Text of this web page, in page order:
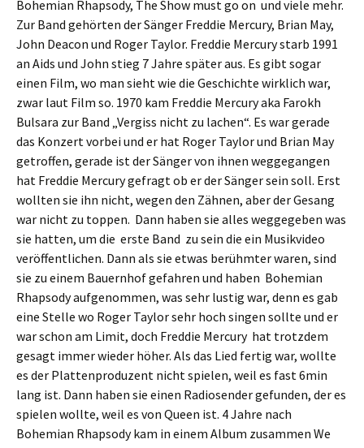
Bohemian Rhapsody, The Show must go on und viele mehr.
Zur Band gehörten der Sänger Freddie Mercury, Brian May,
John Deacon und Roger Taylor. Freddie Mercury starb 1991
an Aids und John stieg 7 Jahre später aus. Es gibt sogar
einen Film, wo man sieht wie die Geschichte wirklich war,
zwar laut Film so. 1970 kam Freddie Mercury aka Farokh
Bulsara zur Band „Vergiss nicht zu lachen“. Es war gerade
das Konzert vorbei und er hat Roger Taylor und Brian May
getroffen, gerade ist der Sänger von ihnen weggegangen
hat Freddie Mercury gefragt ob er der Sänger sein soll. Erst
wollten sie ihn nicht, wegen den Zähnen, aber der Gesang
war nicht zu toppen. Dann haben sie alles weggegeben was
sie hatten, um die erste Band zu sein die ein Musikvideo
veröffentlichen. Dann als sie etwas berühmter waren, sind
sie zu einem Bauernhof gefahren und haben Bohemian
Rhapsody aufgenommen, was sehr lustig war, denn es gab
eine Stelle wo Roger Taylor sehr hoch singen sollte und er
war schon am Limit, doch Freddie Mercury hat trotzdem
gesagt immer wieder höher. Als das Lied fertig war, wollte
es der Plattenproduzent nicht spielen, weil es fast 6min
lang ist. Dann haben sie einen Radiosender gefunden, der es
spielen wollte, weil es von Queen ist. 4 Jahre nach
Bohemian Rhapsody kam in einem Album zusammen We